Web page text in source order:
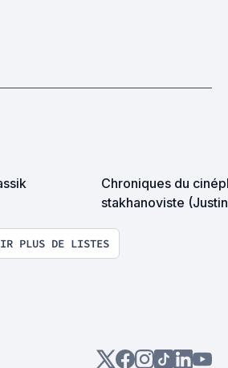
Chroniques du
stakhanoviste
PLUS DE LISTES